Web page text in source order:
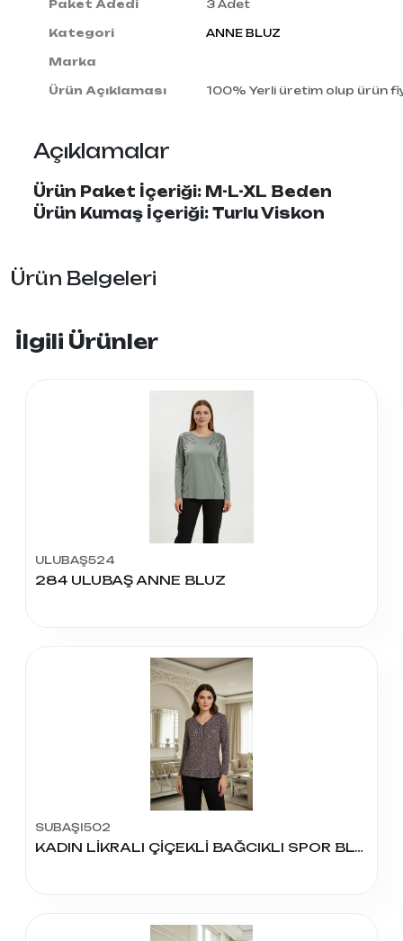
Paket Adedi 3 Adet
Kategori ANNE BLUZ
Marka
Ürün Açıklaması 100% Yerli üretim olup ürün
Açıklamalar
Ürün Paket İçeriği: M-L-XL Beden
Ürün Kumaş İçeriği: Turlu Viskon
Ürün Belgeleri
İlgili Ürünler
ULUBAŞ524
284 ULUBAŞ ANNE BLUZ
SUBAŞI502
KADIN LİKRALI ÇİÇEKLİ BAĞCIKLI SPOR BLUZ